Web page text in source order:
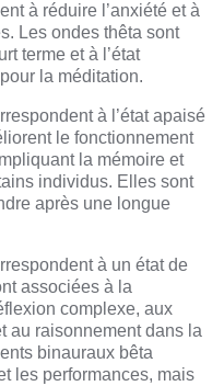
à réduire l’anxiété et à
Les ondes thêta sont
terme et à l’état
la méditation.
à l’état apaisé
le fonctionnement
la mémoire et
individus. Elles sont
après une longue
à un état de
associées à la
complexe, aux
au raisonnement dans la
binauraux bêta
les performances, mais